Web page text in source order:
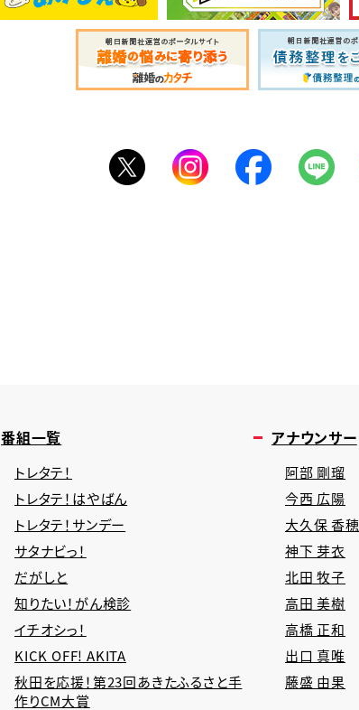
番組一覧
トレタテ！
トレタテ！はやばん
トレタテ！サンデー
サタナビっ！
だがしと
知りたい！がん検診
イチオシっ！
KICK OFF! AKITA
秋田を応援！第23回あきたふるさと手
作りCM大賞
アナウンサー
阿部 剛瑠
今西 広陽
大久保 香穂
神下 芽衣
北田 牧子
高田 美樹
高橋 正和
出口 真唯
藤盛 由果